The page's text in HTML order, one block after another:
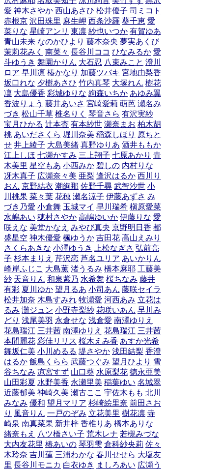
愛 神木さやか 西山あさひ 松井優子 司ミコト
赤根京 沢田珠里 麻生岬 西条沙羅 葵千恵 愛
菜りな 星崎アンリ 東凛 紗也いつか 有賀ゆあ
青山未来 なのかひより 藤本奈央 夢実あくび
茉莉花みく 南菜々 長谷川ココ ひなみるか 愛
斗ゆうき 舞園かりん 大石忍 八束みこと 澄川
ロア 早川凛 椿かなり 加藤ツバキ 宮地由梨香
坂口れな 夕樹あさひ 竹内真琴 大塚れん 樹花
凜 大島優香 彩城ゆりな 絢森いちか あゆみ翼
香波りょう 藤井あいさ 宮崎愛莉 萌芭 瀬名み
づき 松山千草 椎名りく 琴音さら 有沢実紗
宝月ひかる 辻本杏 有本紗世 瀬奈まお 柏木胡
桃 あいださくら 堀川奈美 稲森しほり 原ちと
せ 井上綾子 大島美緒 真野ゆりあ 酒井ももか
江上しほ 七瀬かすみ 三上翔子 七原あかり 青
木美里 星空もあ 小西みか 碧しの 内村りな
冴木真子 広瀬奈々美 亜梨 逢沢はるか 西川り
おん 京野結衣 潮絢那 佐野千尋 武智沙世 小
川桃果 菜々葉 花穂 瀬名涼子 伊藤あずさ み
づき乃愛 小倉舞 玉城マイ 早川瑞希 槇原愛菜
水嶋あい 穂村さやか 高嶋ゆいか 伊藤りな 愛
咲えな 美堂かなえ みやび真央 京野明日香 都
盛星空 神木優愛 楓ゆうか 吉田花 高山えみり
さくらあきな 小澤ゆうき 上松なぎさ 弘前亮
子 杉本まりえ 芹沢恋 芦名ユリア あいかりん
峰岸ふじこ 大島薫 渚うるみ 橋本麻耶 工藤美
紗 天音りん 和泉紫乃 水希舞 桜ちなみ 藤井
有彩 夏川ゆか 望月るあ 小司あん 藤咲セイラ
松井加奈 木島すみれ 牧瀬愛 河西あみ 立花は
るみ 灘ジュン 小野寺梨紗 花咲いあん 早川み
どり 浅尾美羽 永倉せな 浅倉愛 南澤ゆりえ
花島瑞江 三井茜 南澤ゆりえ 花島瑞江 三井茜
本間麗花 彩佳リリス 桜木えみ香 あすか光希
舞坂仁美 小川めるる 堤さやか 浅田結梨 香澄
はるか 飯島くらら 武藤つぐみ 望月ひより 雪
谷ちなみ 凉宮すず 山口葵 水原梨花 徳永亜美
山田彩夏 水野美香 永瀬里美 稲葉ゆい 名城翠
近藤郁美 神崎久美 瀬古ここ 宇佐木もも 北川
みなみ 優和 望月マリア 杉崎絵里奈 前田さお
り 風音りん 一戸のぞみ 立花美里 樹花凛 寺
崎泉 南真菜果 新井梓 香椎りあ 橋本ありな
緒奈もえ
八ツ橋さい子 荒木レナ 若槻みづな
大内友花里 椿あいの 琴羽雫 倉科紗央莉 佐々
木玲奈 吉川蓮 三浦わかな 春川せせら 大塩友
里 長谷川モニカ 白衣ゆき ましろあい 広瀬う